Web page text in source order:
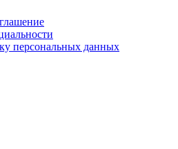
персональных данных